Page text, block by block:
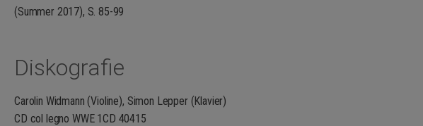
mir während der Komposition eine Inspiration war.
(Summer 2017), S. 85-99
Diskografie
Carolin Widmann (Violine), Simon Lepper (Klavier)
CD col legno WWE 1CD 40415